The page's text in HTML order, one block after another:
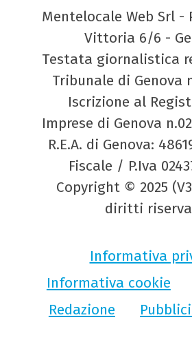
Mentelocale Web Srl -
Vittoria 6/6 -
Testata giornalistica
Tribunale di Genova
Iscrizione al
Imprese di Genova
R.E.A. di Genova:
Fiscale / P.Iva
Copyright © 2025
diritti
Informativa
Informativa cookie
Redazione